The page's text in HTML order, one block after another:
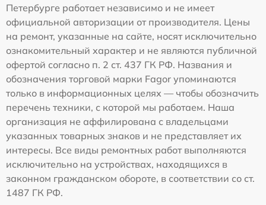
Петербурге работает независимо и не имеет
официальной авторизации от производителя. Цены
на ремонт, указанные на сайте, носят исключительно
ознакомительный характер и не являются публичной
офертой согласно п. 2 ст. 437 ГК РФ. Названия и
обозначения торговой марки Fagor упоминаются
только в информационных целях — чтобы обозначить
перечень техники, с которой мы работаем. Наша
организация не аффилирована с владельцами
указанных товарных знаков и не представляет их
интересы. Все виды ремонтных работ выполняются
исключительно на устройствах, находящихся в
законном гражданском обороте, в соответствии со ст.
1487 ГК РФ.